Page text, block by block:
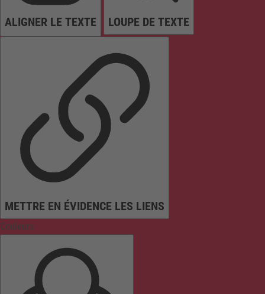
ALIGNER LE TEXTE LOUPE DE TEXTE
METTRE EN ÉVIDENCE LES LIENS
Couleurs